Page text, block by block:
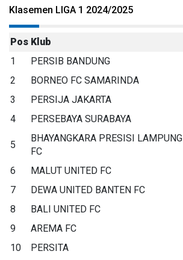
Klasemen LIGA 1 2024/2025
Pos Klub
1
PERSIB BANDUNG
2
BORNEO FC SAMARINDA
3
PERSIJA JAKARTA
4
PERSEBAYA SURABAYA
5
BHAYANGKARA PRESISI LAMPUNG
FC
6 MALUT UNITED FC
7
DEWA UNITED BANTEN FC
8
BALI UNITED FC
9
AREMA FC
10
PERSITA